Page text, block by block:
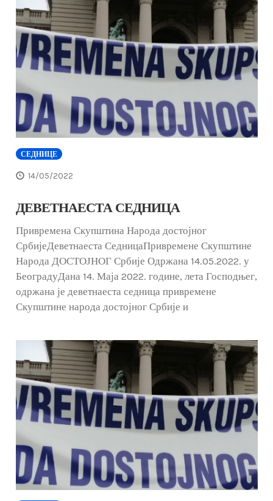
СЕДНИЦЕ
14/05/2022
ДЕВЕТНАЕСТА СЕДНИЦА
Привремена Скупштина Народа достојног
СрбијеДеветнаеста СедницаПривремене Скупштине
Народа ДОСТОЈНОГ Србије Одржана 14.05.2022. у
БеоградуДана 14. Маја 2022. године, лета Господњег,
одржана је деветнаеста седница привремене
Скупштине народа достојног Србије и